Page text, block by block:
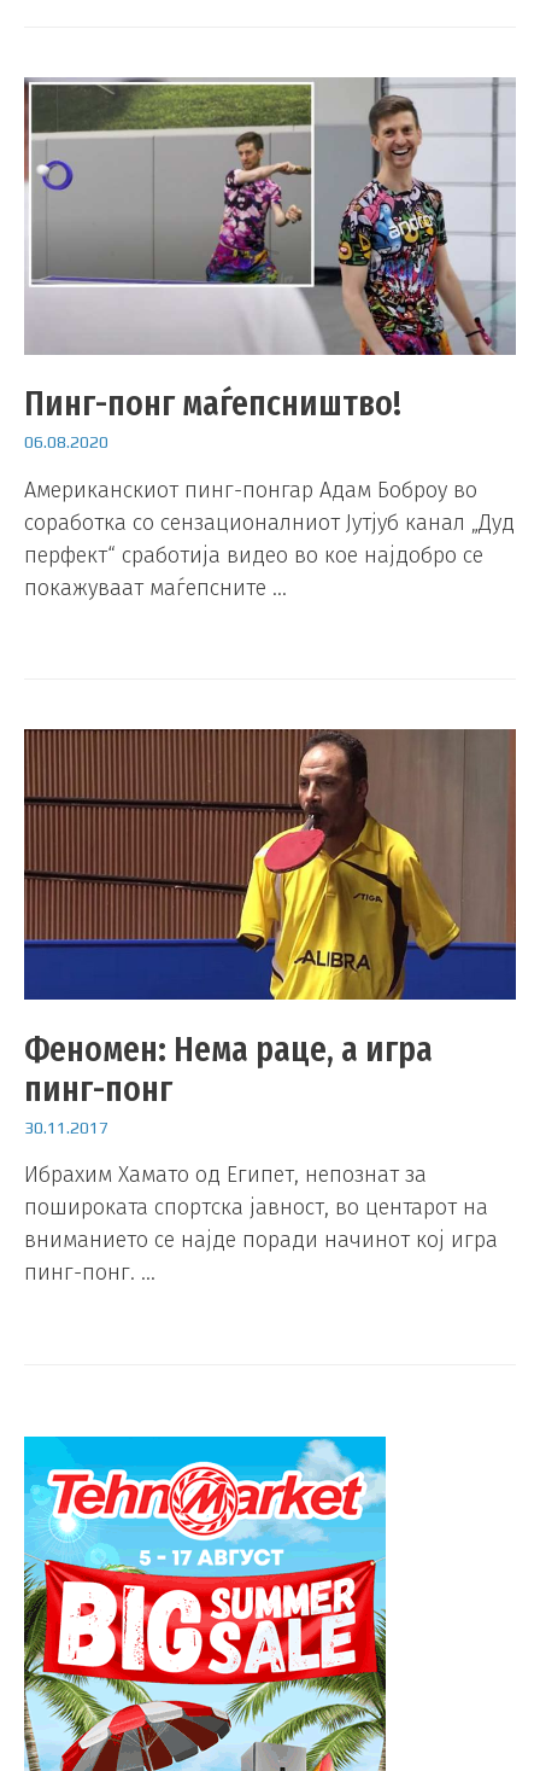
Пинг-понг маѓепсништво!
06.08.2020
Американскиот пинг-понгар Адам Боброу во
соработка со сензационалниот Јутјуб канал „Дуд
перфект“ сработија видео во кое најдобро се
покажуваат маѓепсните …
Феномен: Нема раце, а игра
пинг-понг
30.11.2017
Ибрахим Хамато од Египет, непознат за
пошироката спортска јавност, во центарот на
вниманието се најде поради начинот кој игра
пинг-понг. …